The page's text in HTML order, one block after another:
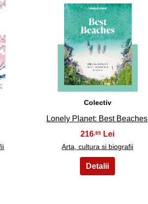
19
Colectiv
Lonely Planet: Best Beaches
216,85
Arta, cultura si biografii